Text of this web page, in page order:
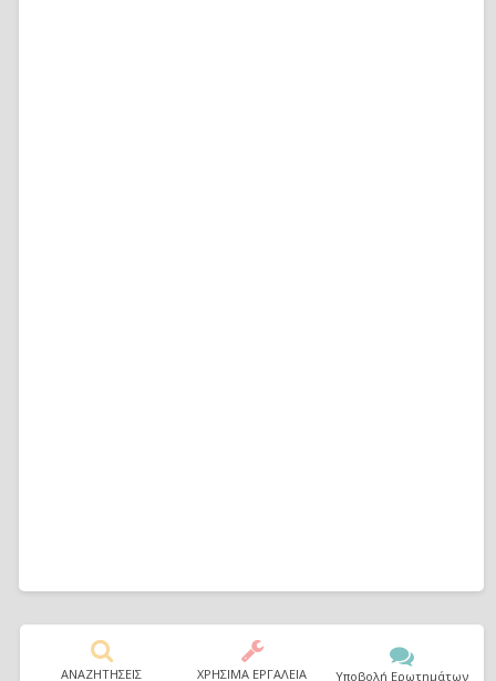
ΑΝΑΖΗΤΗΣΕΙΣ ΧΡΗΣΙΜΑ ΕΡΓΑΛΕΙΑ Υποβολή Ερωτημάτων